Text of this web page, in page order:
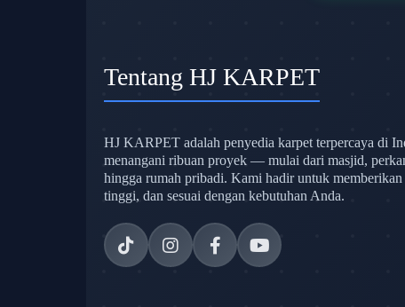
Tentang HJ KARPET
HJ KARPET adalah penyedia karpet terpercaya di
menangani ribuan proyek — mulai dari masjid,
hingga rumah pribadi. Kami hadir untuk
tinggi, dan sesuai dengan kebutuhan Anda.